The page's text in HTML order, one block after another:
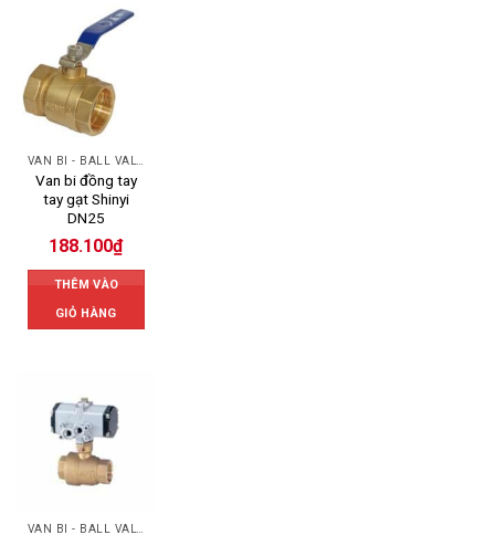
Van bi đồng tay
tay gạt Shinyi
DN25
188.100₫
THÊM VÀO
GIỎ HÀNG